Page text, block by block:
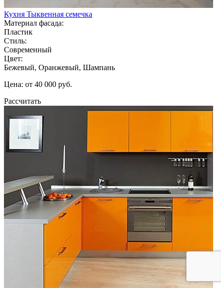
Кухня Тыквенная семечка
Материал фасада:
Пластик
Стиль:
Современный
Цвет:
Бежевый, Оранжевый, Шампань
Цена: от 40 000 руб.
Рассчитать